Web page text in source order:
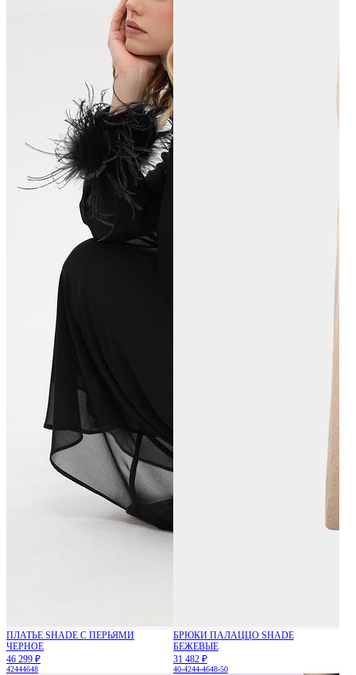
ПЛАТЬЕ SHADE С ПЕРЬЯМИ
ЧЕРНОЕ
46 299 ₽
42444648
БРЮКИ ПАЛАЦЦО SHADE
БЕЖЕВЫЕ
31 482 ₽
40-4244-4648-50